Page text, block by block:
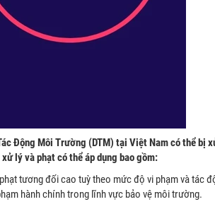
Động Môi Trường (DTM) tại Việt Nam có thể
lý và phạt có thể áp dụng bao gồm:
tương đối cao tuỳ theo mức độ vi phạm và
hành chính trong lĩnh vực bảo vệ môi trường.